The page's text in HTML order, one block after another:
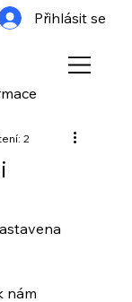
Přihlásit se
2
nám